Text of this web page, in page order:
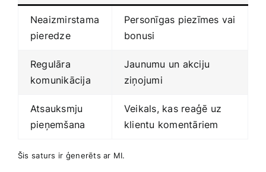
Neaizmirstama
pieredze
Personīgas piezīmes vai
bonusi
Regulāra
komunikācija
Jaunumu un akciju
ziņojumi
Atsauksmju⁢
pieņemšana
Veikals, kas reaģē uz
klientu komentāriem
Šis ⁣saturs ⁣ir ģenerēts ar MI.